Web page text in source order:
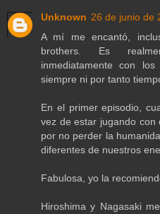
Unknown 26 de junio de
A mí me encantó,
brothers. Es
inmediatamente con
siempre ni por tanto
En el primer episodio,
vez de estar jugando
por no perder la
diferentes de nuestros
Fabulosa, yo la
Hiroshima y Nagasaki